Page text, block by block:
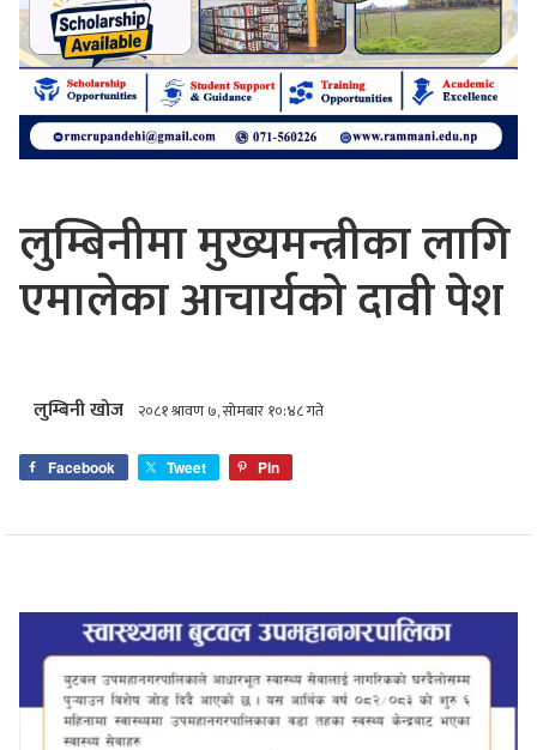
लुम्बिनीमा मुख्यमन्त्रीका लागि
एमालेका आचार्यको दावी पेश
लुम्बिनी खोज २०८१ श्रावण ७, सोमबार १०:४८ गते
Facebook Tweet Pin